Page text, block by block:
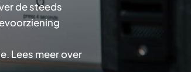
de steeds
Lees meer over